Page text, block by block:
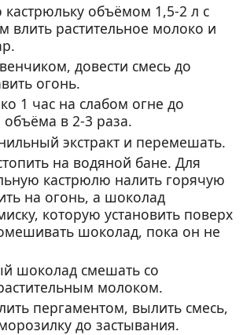
объёмом 1,5-2 л с
влить растительное молоко и
довести смесь до
огонь.
1 час на слабом огне до
в 2-3 раза.
экстракт и перемешать.
на водяной бане. Для
кастрюлю налить горячую
на огонь, а шоколад
которую установить поверх
шоколад, пока он не
шоколад смешать со
молоком.
пергаментом, вылить смесь,
до застывания.